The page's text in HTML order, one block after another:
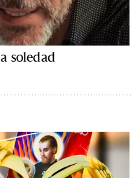
soledad